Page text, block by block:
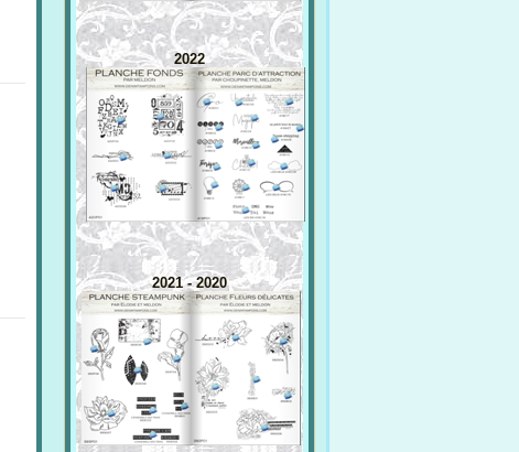
2022
2021 - 2020